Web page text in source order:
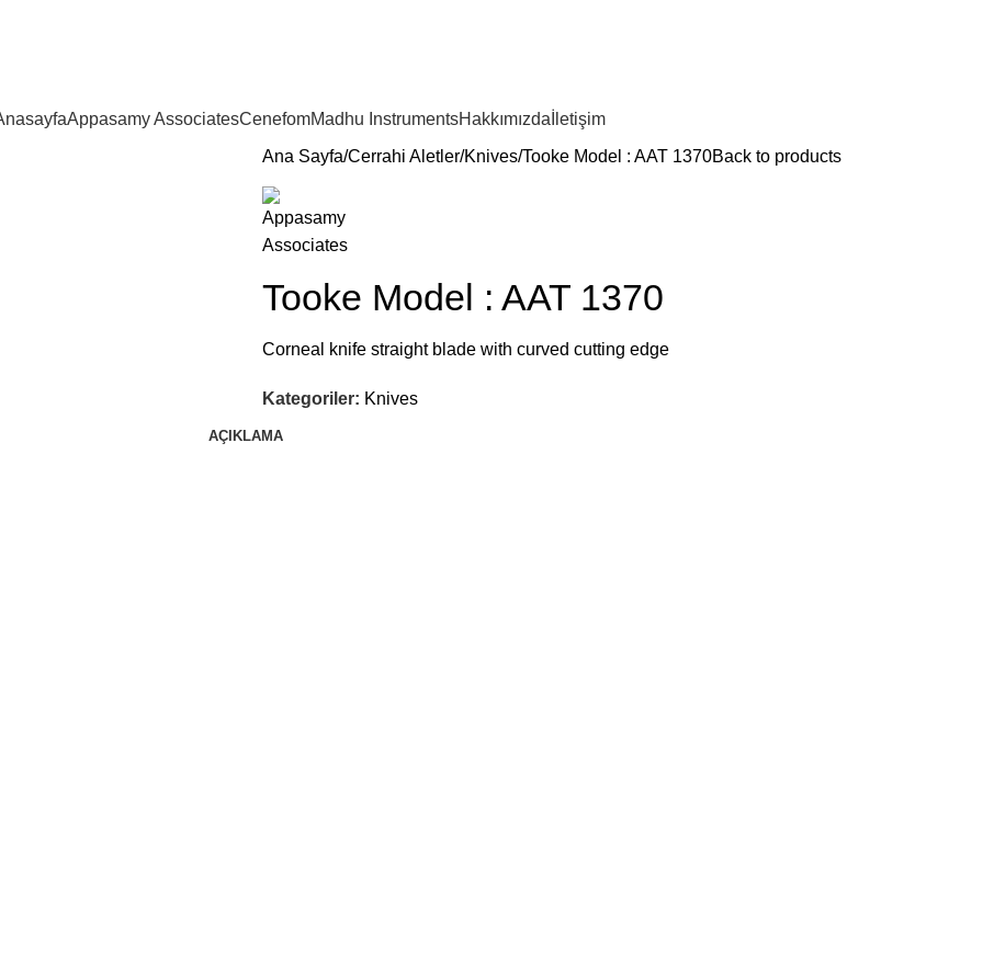
Appasamy AssociatesCenefomMadhu InstrumentsHakkımızda İletişim
Ana Sayfa Cerrahi Aletler Knives Tooke Model : AAT 1370Back to products
Tooke Model : AAT 1370
Corneal knife straight blade with curved cutting edge
Kategoriler: Knives
AÇIKLAMA